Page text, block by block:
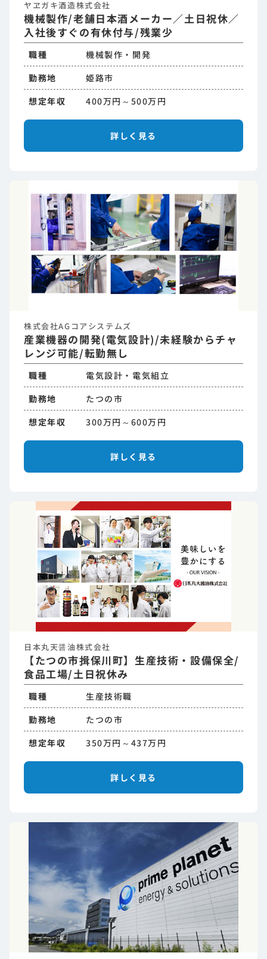
ヤヱガキ酒造株式会社
機械製作/老舗日本酒メーカー／土日祝休／
入社後すぐの有休付与/残業少
職種
機械製作・開発
勤務地
姫路市
想定年収
400万円～500万円
詳しく見る
株式会社AGコアシステムズ
産業機器の開発(電気設計)/未経験からチャ
レンジ可能/転勤無し
職種
電気設計・電気組立
勤務地
たつの市
想定年収
300万円～600万円
詳しく見る
日本丸天醤油株式会社
【たつの市揖保川町】生産技術・設備保全/
食品工場/土日祝休み
職種
生産技術職
勤務地
たつの市
想定年収
350万円～437万円
詳しく見る